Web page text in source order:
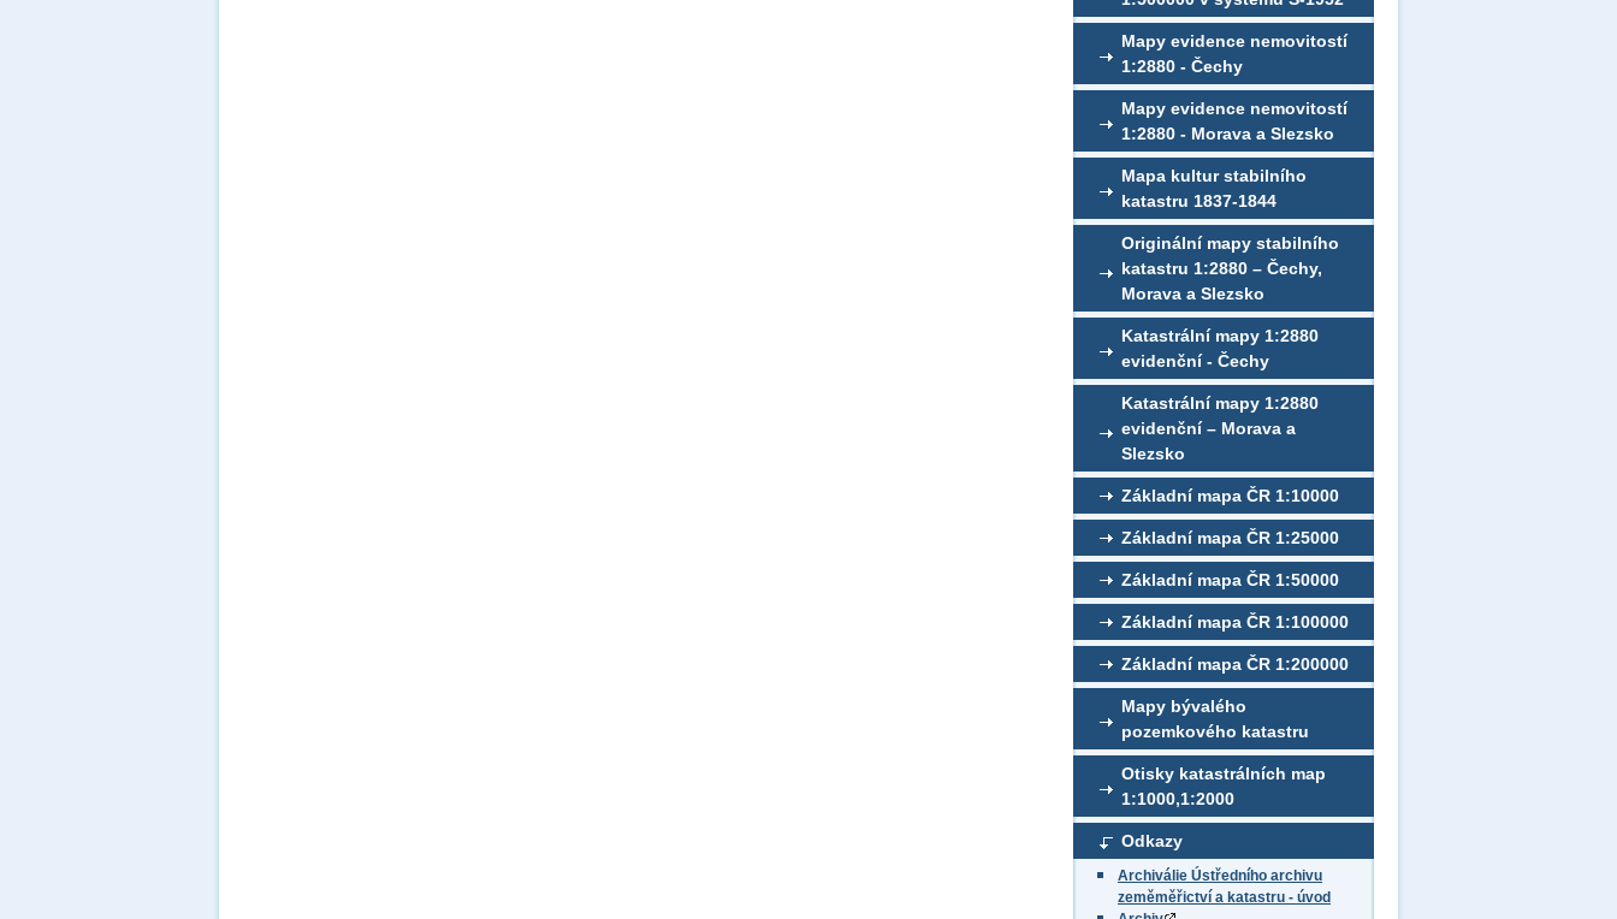
Mapy evidence nemovitostí
1:2880 - Čechy
Mapy evidence nemovitostí
1:2880 - Morava a Slezsko
Mapa kultur stabilního
katastru 1837-1844
Originální mapy stabilního
katastru 1:2880 – Čechy,
Morava a Slezsko
Katastrální mapy 1:2880
evidenční - Čechy
Katastrální mapy 1:2880
evidenční – Morava a
Slezsko
Základní mapa ČR 1:10000
Základní mapa ČR 1:25000
Základní mapa ČR 1:50000
Základní mapa ČR 1:100000
Základní mapa ČR 1:200000
Mapy bývalého
pozemkového katastru
Otisky katastrálních map
1:1000,1:2000
Odkazy
Archiválie Ústředního archivu
zeměměřictví a katastru - úvod